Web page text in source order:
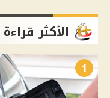
الأكثر قراءة
1